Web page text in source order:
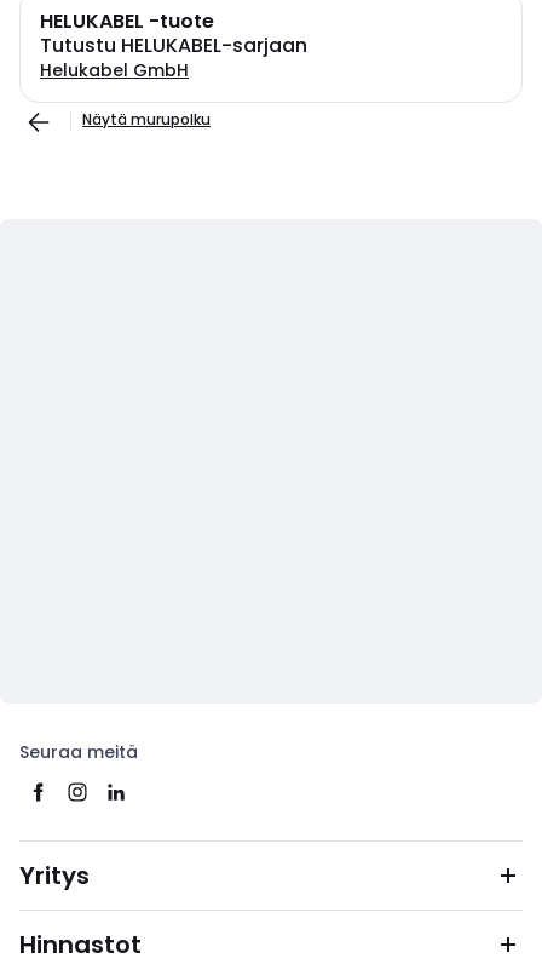
HELUKABEL -tuote
Tutustu HELUKABEL-sarjaan
Helukabel GmbH
Näytä murupolku
Seuraa meitä
Yritys
Hinnastot